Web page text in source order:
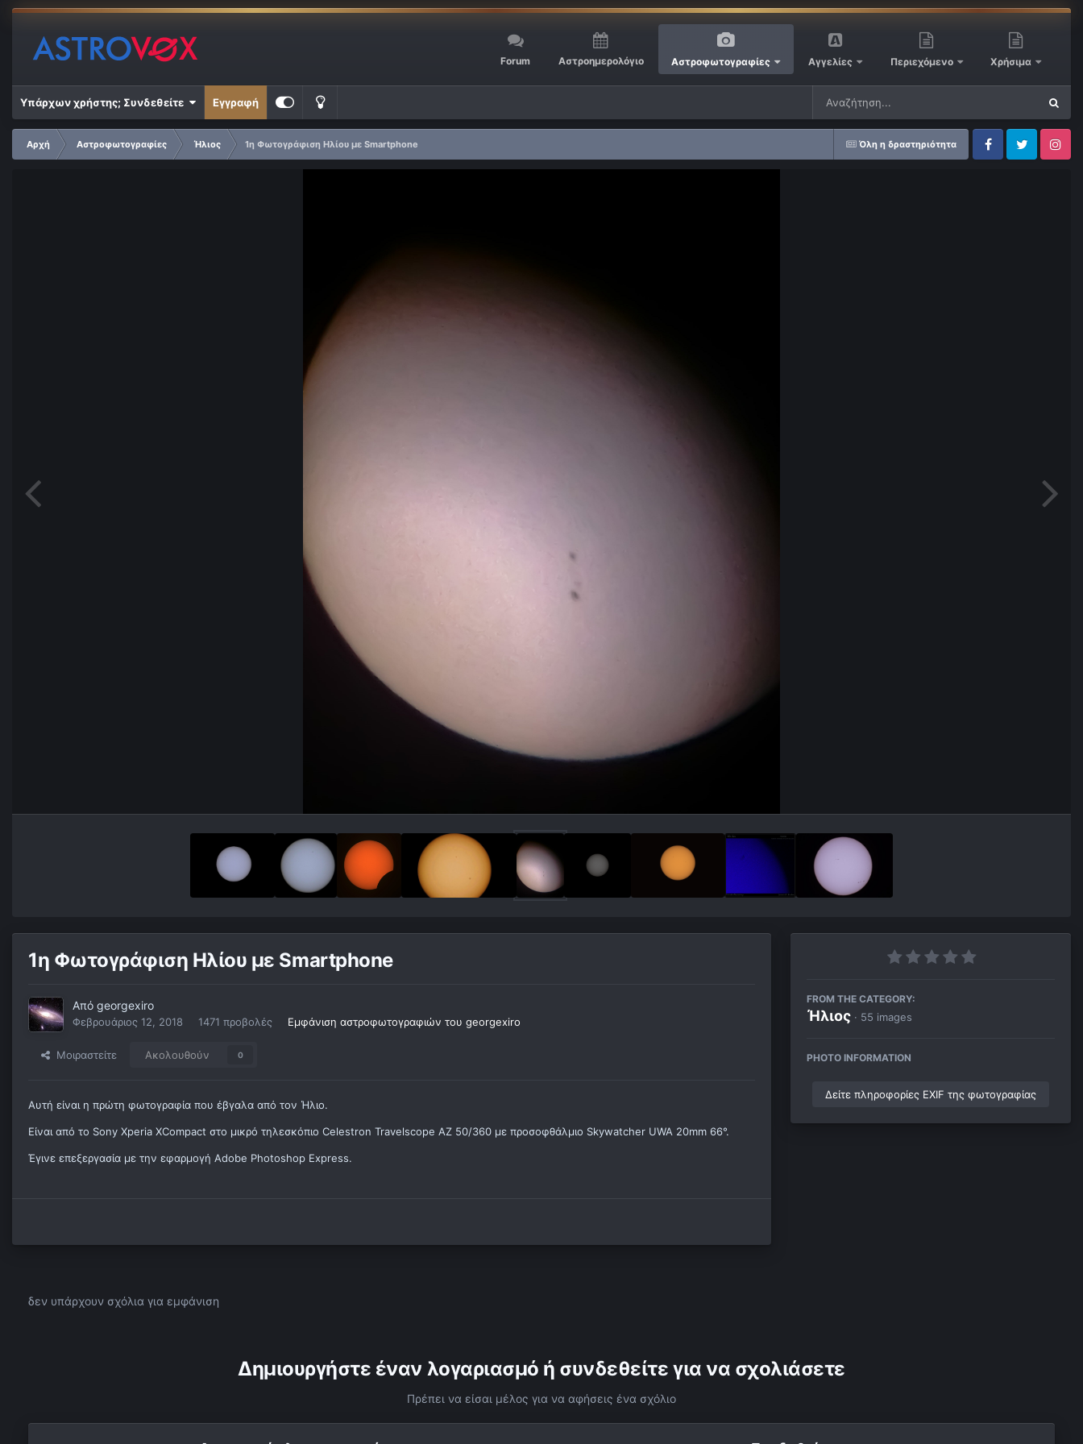
Forum Αστροημερολόγιο Αστροφωτογραφίες Αγγελίες Περιεχόμενο Χρήσιμα
Υπάρχων χρήστης; Συνδεθείτε Εγγραφή
Όλη η δραστηριότητα
Αρχή Αστροφωτογραφίες Ήλιος
1η Φωτογράφιση Ηλίου με Smartphone
FacebookTwitter Instagram
1η Φωτογράφιση Ηλίου με Smartphone
Από georgexiro
Φεβρουάριος 12, 2018 1471 προβολές Εμφάνιση αστροφωτογραφιών του georgexiro
Μοιραστείτε Ακολουθούν 0
Αυτή είναι η πρώτη φωτογραφία που έβγαλα από τον Ήλιο.
Είναι από το Sony Xperia XCompact στο μικρό τηλεσκόπιο Celestron Travelscope AZ 50/360 με προσοφθάλμιο Skywatcher UWA 20mm 66°.
Έγινε επεξεργασία με την εφαρμογή Adobe Photoshop Express.
FROM THE CATEGORY:
Ήλιος · 55 images
PHOTO INFORMATION
Δείτε πληροφορίες EXIF της φωτογραφίας
δεν υπάρχουν σχόλια για εμφάνιση
Δημιουργήστε έναν λογαριασμό ή συνδεθείτε για να σχολιάσετε
Πρέπει να είσαι μέλος για να αφήσεις ένα σχόλιο